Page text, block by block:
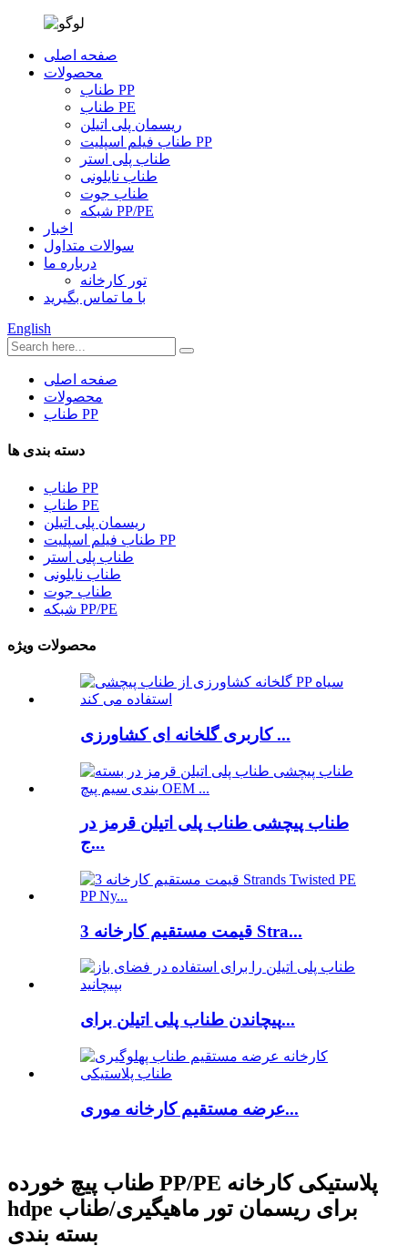
صفحه اصلی
محصولات
طناب PP
طناب PE
ریسمان پلی اتیلن
طناب فیلم اسپلیت PP
طناب پلی استر
طناب نایلونی
طناب جوت
شبکه PP/PE
اخبار
سوالات متداول
درباره ما
تور کارخانه
با ما تماس بگیرید
English
صفحه اصلی
محصولات
طناب PP
دسته بندی ها
طناب PP
طناب PE
ریسمان پلی اتیلن
طناب فیلم اسپلیت PP
طناب پلی استر
طناب نایلونی
طناب جوت
شبکه PP/PE
محصولات ویژه
کاربری گلخانه ای کشاورزی ...
طناب پیچشی طناب پلی اتیلن قرمز در
ج...
قیمت مستقیم کارخانه 3 Stra...
پیچاندن طناب پلی اتیلن برای...
عرضه مستقیم کارخانه موری...
طناب پیچ خورده PP/PE پلاستیکی کارخانه
hdpe برای ریسمان تور ماهیگیری/طناب
بسته بندی